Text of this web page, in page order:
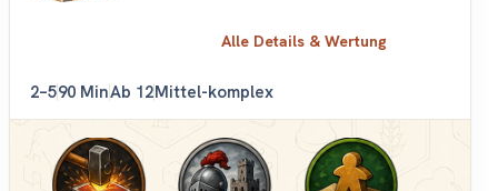
Alle Details & Wertung
2–590 MinAb 12Mittel-komplex